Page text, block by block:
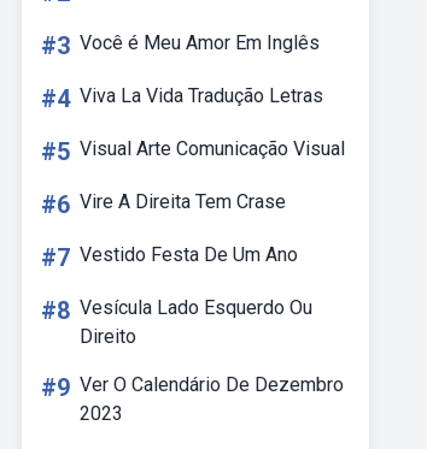
#3 Você é Meu Amor Em Inglês
#4 Viva La Vida Tradução Letras
#5 Visual Arte Comunicação Visual
#6 Vire A Direita Tem Crase
#7 Vestido Festa De Um Ano
#8 Vesícula Lado Esquerdo Ou
Direito
#9 Ver O Calendário De Dezembro
2023